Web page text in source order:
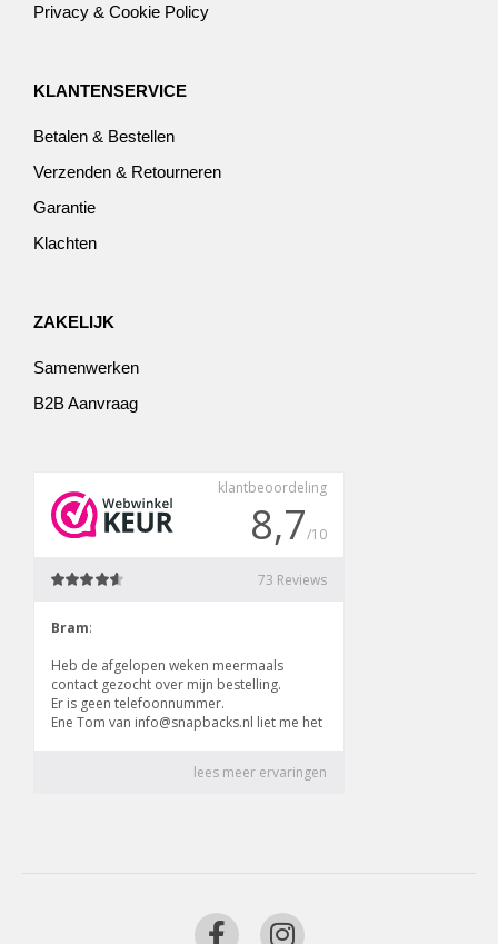
Privacy & Cookie Policy
KLANTENSERVICE
Betalen & Bestellen
Verzenden & Retourneren
Garantie
Klachten
ZAKELIJK
Samenwerken
B2B Aanvraag